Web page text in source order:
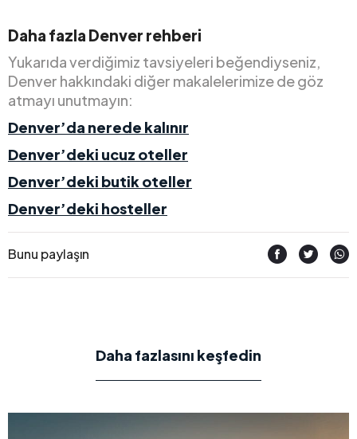
Daha fazla Denver rehberi
Yukarıda verdiğimiz tavsiyeleri beğendiyseniz,
Denver hakkındaki diğer makalelerimize de göz
atmayı unutmayın:
Denver’da nerede kalınır
Denver’deki ucuz oteller
Denver’deki butik oteller
Denver’deki hosteller
Bunu paylaşın
Daha fazlasını keşfedin